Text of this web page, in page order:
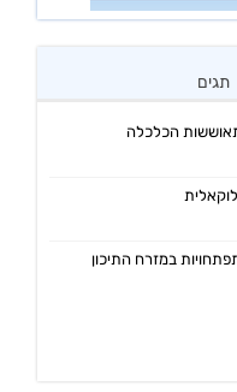
תגים
הכלכלה
במזרח התיכון